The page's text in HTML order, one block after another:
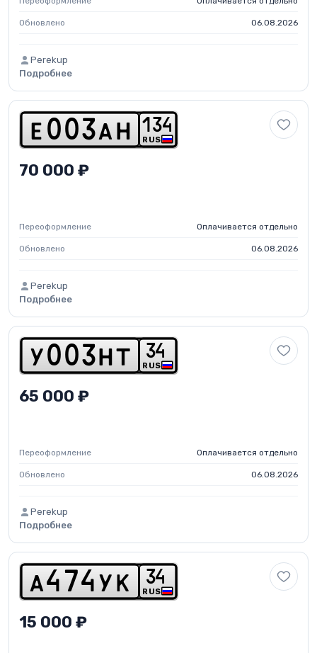
Обновлено 06.08.2026
Perekup
Подробнее
e 0 0 3 a h RUS
1 34
70 000 ₽
Переоформление Оплачивается отдельно
Обновлено 06.08.2026
Perekup
Подробнее
y 0 0 3 h t RUS
34
65 000 ₽
Переоформление Оплачивается отдельно
Обновлено 06.08.2026
Perekup
Подробнее
a 4 7 4 y k RUS
34
15 000 ₽